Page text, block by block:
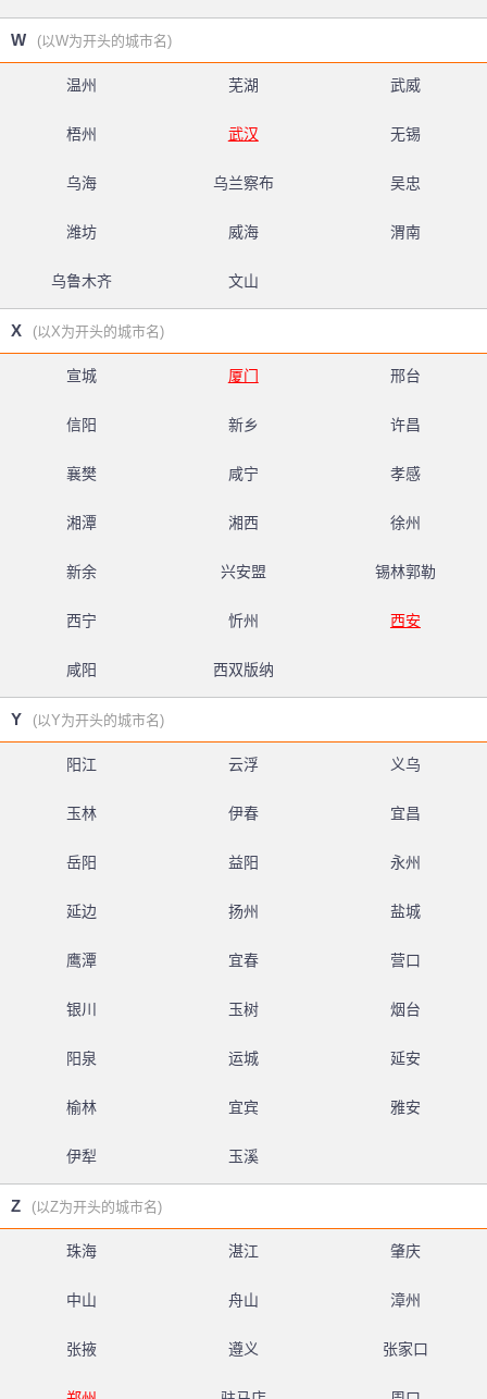
W (以W为开头的城市名)
温州 芜湖 武威
梧州 武汉 无锡
乌海 乌兰察布 吴忠
潍坊 威海 渭南
乌鲁木齐 文山
X (以X为开头的城市名)
宣城 厦门 邢台
信阳 新乡 许昌
襄樊 咸宁 孝感
湘潭 湘西 徐州
新余 兴安盟 锡林郭勒
西宁 忻州 西安
咸阳 西双版纳
Y (以Y为开头的城市名)
阳江 云浮 义乌
玉林 伊春 宜昌
岳阳 益阳 永州
延边 扬州 盐城
鹰潭 宜春 营口
银川 玉树 烟台
阳泉 运城 延安
榆林 宜宾 雅安
伊犁 玉溪
Z (以Z为开头的城市名)
珠海 湛江 肇庆
中山 舟山 漳州
张掖 遵义 张家口